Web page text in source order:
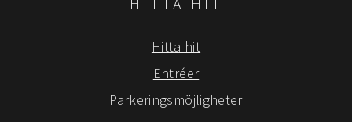
Hitta hit
Entréer
Parkeringsmöjligheter